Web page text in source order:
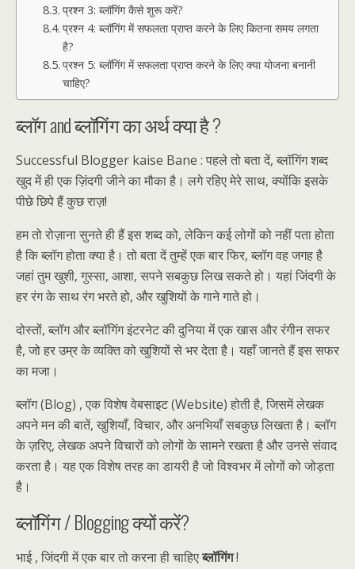
प्रश्न 3: ब्लॉगिंग कैसे शुरू करें?
प्रश्न 4: ब्लॉगिंग में सफलता प्राप्त करने के लिए कितना समय लगता
है?
प्रश्न 5: ब्लॉगिंग में सफलता प्राप्त करने के लिए क्या योजना बनानी
चाहिए?
ब्लॉग and ब्लॉगिंग का अर्थ क्या है ?
Successful Blogger kaise Bane : पहले तो बता दें, ब्लॉगिंग शब्द
खुद में ही एक ज़िंदगी जीने का मौका है। लगे रहिए मेरे साथ, क्योंकि इसके
पीछे छिपे हैं कुछ राज़!
हम तो रोज़ाना सुनते ही हैं इस शब्द को, लेकिन कई लोगों को नहीं पता होता
है कि ब्लॉग होता क्या है। तो बता दें तुम्हें एक बार फिर, ब्लॉग वह जगह है
जहां तुम खुशी, गुस्सा, आशा, सपने सबकुछ लिख सकते हो। यहां जिंदगी के
हर रंग के साथ रंग भरते हो, और खुशियों के गाने गाते हो।
दोस्तों, ब्लॉग और ब्लॉगिंग इंटरनेट की दुनिया में एक खास और रंगीन सफर
है, जो हर उम्र के व्यक्ति को खुशियों से भर देता है। यहाँ जानते हैं इस सफर
का मजा।
ब्लॉग (Blog) , एक विशेष वेबसाइट (Website) होती है, जिसमें लेखक
अपने मन की बातें, खुशियाँ, विचार, और अनभियाँ सबकुछ लिखता है। ब्लॉग
के ज़रिए, लेखक अपने विचारों को लोगों के सामने रखता है और उनसे संवाद
करता है। यह एक विशेष तरह का डायरी है जो विश्वभर में लोगों को जोड़ता
है।
ब्लॉगिंग / Blogging क्यों करें?
भाई , जिंदगी में एक बार तो करना ही चाहिएब्लॉगिंग!